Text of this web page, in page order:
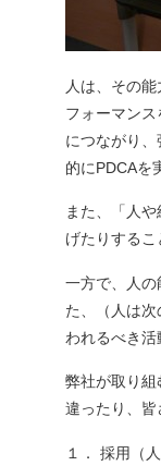
人は、その
フォーマン
につながり
的にPDCAを
また、「人
げたりする
一方で、人
た、（人は
われるべき
弊社が取り
違ったり、
１． 採用（